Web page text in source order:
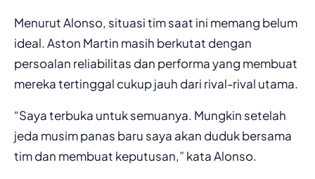
Menurut Alonso, situasi tim saat ini memang belum
ideal. Aston Martin masih berkutat dengan
persoalan reliabilitas dan performa yang membuat
mereka tertinggal cukup jauh dari rival-rival utama.
“Saya terbuka untuk semuanya. Mungkin setelah
jeda musim panas baru saya akan duduk bersama
tim dan membuat keputusan,” kata Alonso.